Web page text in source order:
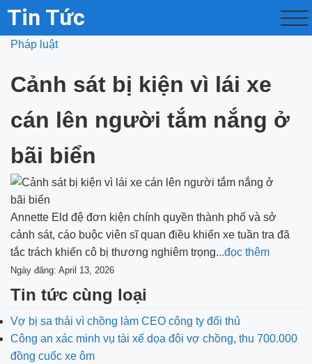
Tin Tức
Pháp luật
Cảnh sát bị kiện vì lái xe
cán lên người tắm nắng ở
bãi biển
Annette Eld đệ đơn kiện chính quyền thành phố và sở
cảnh sát, cáo buộc viên sĩ quan điều khiển xe tuần tra đã
tắc trách khiến cô bị thương nghiêm trọng...đọc thêm
Ngày đăng: April 13, 2026
Tin tức cùng loại
Vợ bị sa thải vì chồng làm CEO công ty đối thủ
Công an xác minh vụ tài xế dọa đôi vợ chồng, thu 700.000
đồng cuốc xe ôm